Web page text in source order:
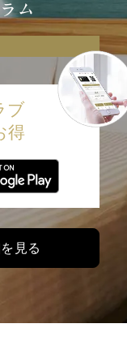
ム
ブ
得
見る